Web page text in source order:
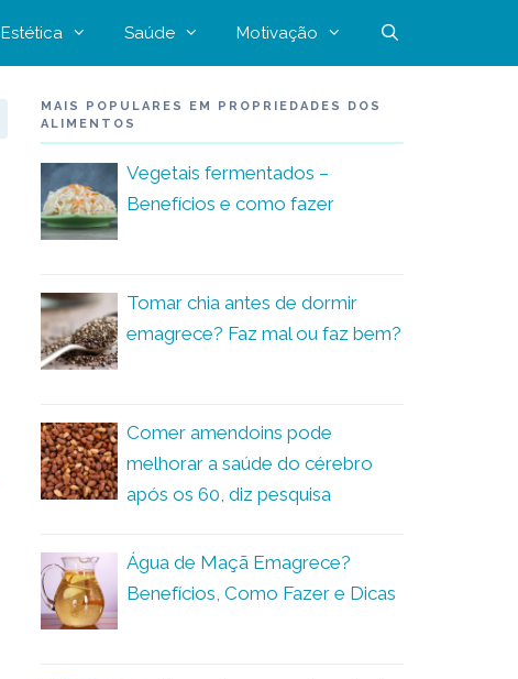
Estética Saúde Motivação
MAIS POPULARES EM PROPRIEDADES DOS
ALIMENTOS
Vegetais fermentados –
Benefícios e como fazer
Tomar chia antes de dormir
emagrece? Faz mal ou faz bem?
Comer amendoins pode
melhorar a saúde do cérebro
após os 60, diz pesquisa
Água de Maçã Emagrece?
Benefícios, Como Fazer e Dicas